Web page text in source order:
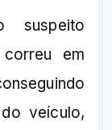
suspeito
em
veículo,